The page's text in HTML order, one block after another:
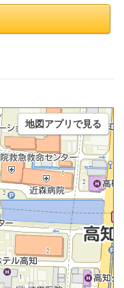
地図アプリで見る